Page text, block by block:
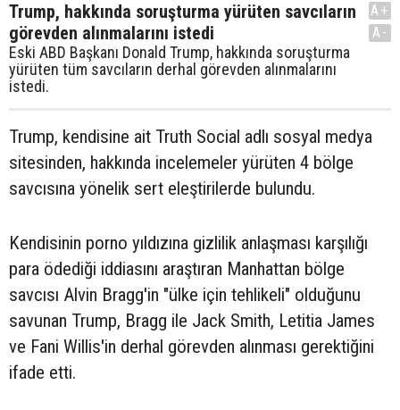
Trump, hakkında soruşturma yürüten savcıların
görevden alınmalarını istedi
Eski ABD Başkanı Donald Trump, hakkında soruşturma
yürüten tüm savcıların derhal görevden alınmalarını
istedi.
A+
A-
Trump, kendisine ait Truth Social adlı sosyal medya
sitesinden, hakkında incelemeler yürüten 4 bölge
savcısına yönelik sert eleştirilerde bulundu.
Kendisinin porno yıldızına gizlilik anlaşması karşılığı
para ödediği iddiasını araştıran Manhattan bölge
savcısı Alvin Bragg'in "ülke için tehlikeli" olduğunu
savunan Trump, Bragg ile Jack Smith, Letitia James
ve Fani Willis'in derhal görevden alınması gerektiğini
ifade etti.